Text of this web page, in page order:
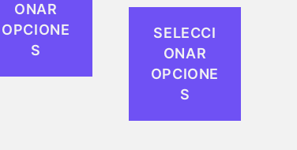
€114,00. €96,90.
ONAR
OPCIONE
S
original
era:
€1.536,00.
actual
es:
SELECCI
ONAR
OPCIONE
S